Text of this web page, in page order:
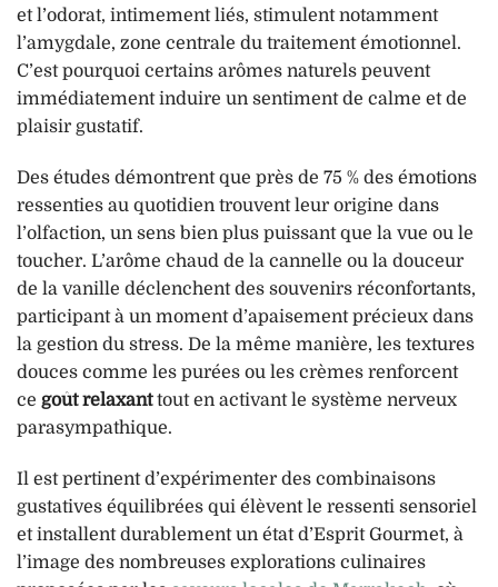
et l’odorat, intimement liés, stimulent notamment
l’amygdale, zone centrale du traitement émotionnel.
C’est pourquoi certains arômes naturels peuvent
immédiatement induire un sentiment de calme et de
plaisir gustatif.
Des études démontrent que près de 75 % des émotions
ressenties au quotidien trouvent leur origine dans
l’olfaction, un sens bien plus puissant que la vue ou le
toucher. L’arôme chaud de la cannelle ou la douceur
de la vanille déclenchent des souvenirs réconfortants,
participant à un moment d’apaisement précieux dans
la gestion du stress. De la même manière, les textures
douces comme les purées ou les crèmes renforcent
ce goût relaxanttout en activant le système nerveux
parasympathique.
Il est pertinent d’expérimenter des combinaisons
gustatives équilibrées qui élèvent le ressenti sensoriel
et installent durablement un état d’Esprit Gourmet, à
l’image des nombreuses explorations culinaires